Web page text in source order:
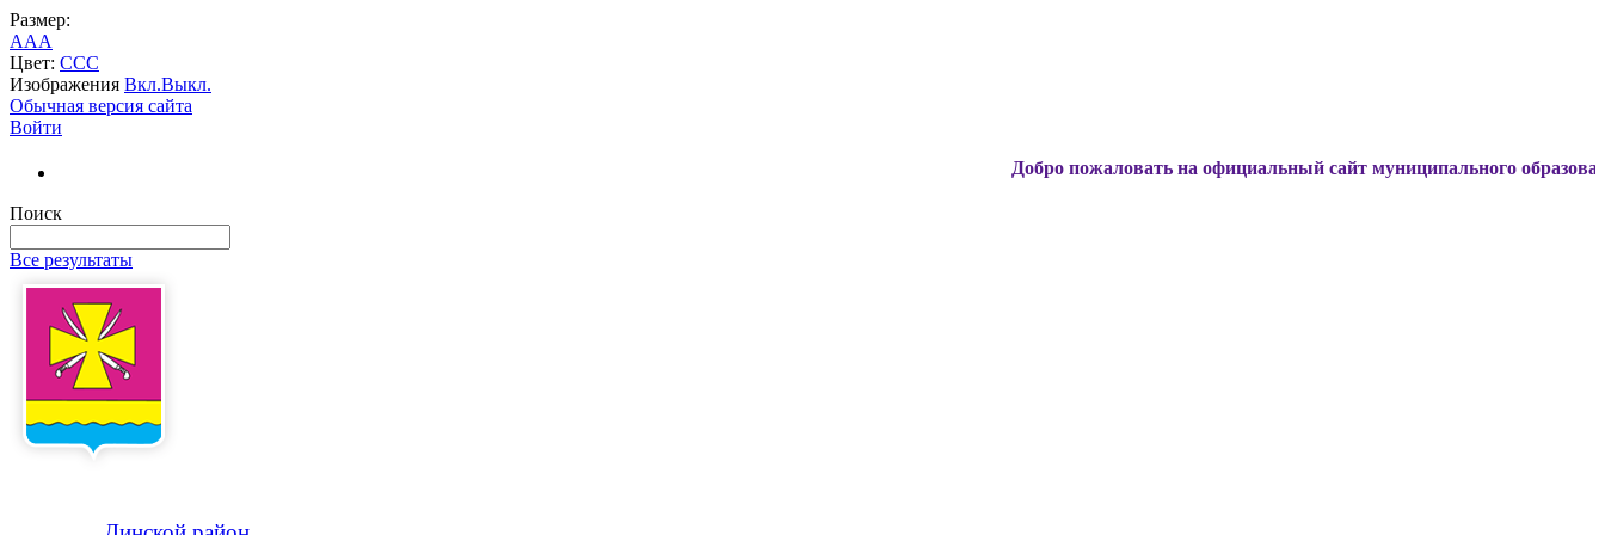
Размер:
AAA
Цвет: CCC
Изображения Вкл.Выкл.
Обычная версия сайта
Войти
Добро пожаловать на официальный сайт муниципального образования
Поиск
Все результаты